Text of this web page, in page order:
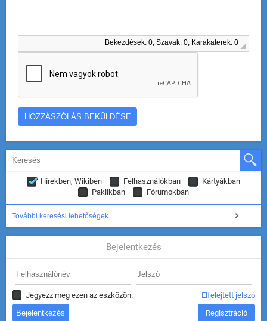
Bekezdések: 0, Szavak: 0, Karakaterek: 0
Hírekben, Wikiben Felhasználókban
Kártyákban
Paklikban
Fórumokban
További keresési lehetőségek
Bejelentkezés
Jegyezz meg ezen az eszközön. Elfelejtett jelszó
Regisztráció